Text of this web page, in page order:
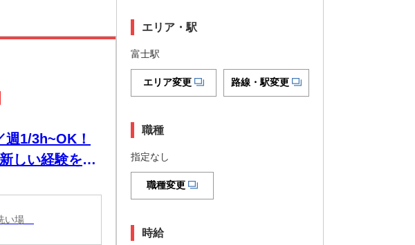
1/3h~OK！
しい経験を積
い場
エリア・駅
富士駅
エリア変更 路線・駅変更
職種
指定なし
職種変更
時給